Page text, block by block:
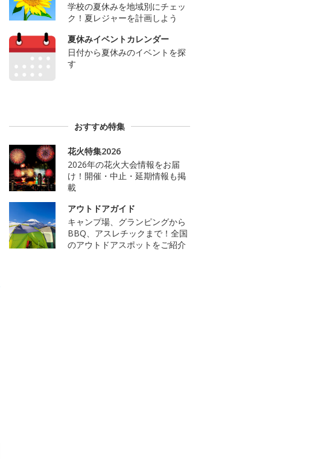
学校の夏休みを地域別にチェッ
ク！夏レジャーを計画しよう
夏休みイベントカレンダー
日付から夏休みのイベントを探
す
おすすめ特集
花火特集2026
2026年の花火大会情報をお届
け！開催・中止・延期情報も掲
載
アウトドアガイド
キャンプ場、グランピングから
BBQ、アスレチックまで！全国
のアウトドアスポットをご紹介